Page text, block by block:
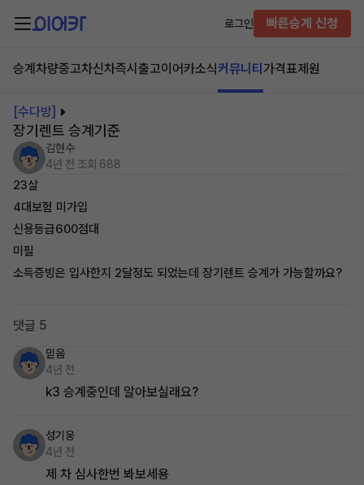
로그인 빠른승계 신청
승계차량중고차신차즉시출고이어카소식커뮤니티 가격표제원
[수다방]
장기렌트 승계기준
김현수
4년 전 조회 688
23살
4대보험 미가입
신용등급600점대
미필
소득증빙은 입사한지 2달정도 되었는데 장기렌트 승계가 가능할까요?
댓글 5
믿음
4년 전
k3 승계중인데 알아보실래요?
성기웅
4년 전
제 차 심사한번 봐보세용